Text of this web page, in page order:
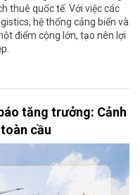
thuê quốc tế. Với việc các
hệ thống cảng biển và
điểm cộng lớn, tạo nên lợi
tăng trưởng: Cảnh
cầu